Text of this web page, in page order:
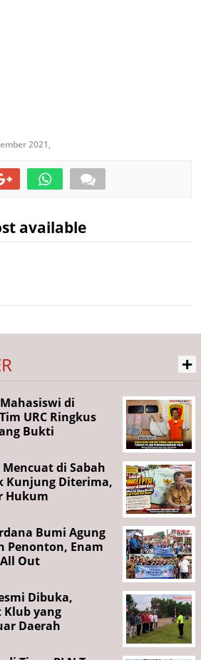
2021,
available
+
di
URC Ringkus
Bukti
Mencuat di Sabah
Kunjung Diterima,
Hukum
Bumi Agung
Penonton, Enam
Out
Dibuka,
Klub yang
Daerah